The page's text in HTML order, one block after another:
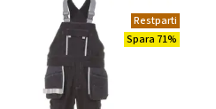
Restparti
Spara 71%